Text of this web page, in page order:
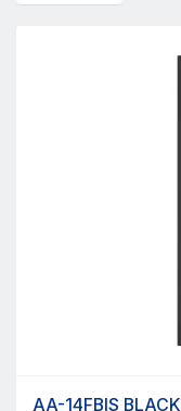
AA-14FBIS BLACK